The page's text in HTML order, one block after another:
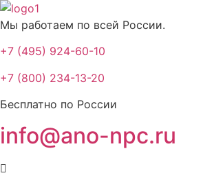
Мы работаем по всей России.
+7 (495) 924-60-10​
+7 (800) 234-13-20​
Бесплатно по России
info@ano-npc.ru